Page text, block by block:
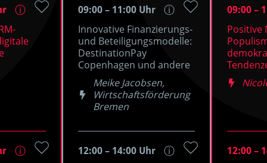
ⓘ
ⓘ
09:00 – 11:00 Uhr ⓘ
Innovative Finanzierungs-
und Beteiligungsmodelle:
DestinationPay
Copenhagen und andere
Meike Jacobsen,
Wirtschaftsförderung
Bremen
12:00 – 14:00 Uhr ⓘ
09:00 –
Positive
12:00 –